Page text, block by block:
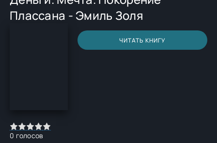
Плассана - Эмиль Золя
ЧИТАТЬ КНИГУ
0 голосов